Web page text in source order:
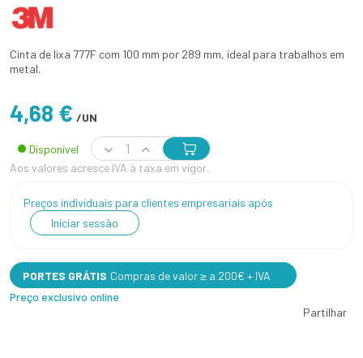
Cinta de lixa 777F com 100 mm por 289 mm, ideal para trabalhos em
metal.
4,68 € /UN
Disponível
Aos valores acresce IVA à taxa em vigor.
Preços individuais para clientes empresariais após
Iniciar sessão
PORTES GRÁTIS Compras de valor ≥ a 200€ + IVA
Preço exclusivo online
Partilhar